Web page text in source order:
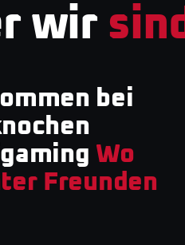
wir sind
bei
Wo
Freunden